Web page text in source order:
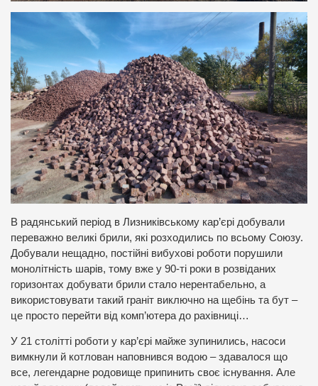
В радянський період в Лизниківському кар’єрі добували
переважно великі брили, які розходились по всьому Союзу.
Добували нещадно, постійні вибухові роботи порушили
монолітність шарів, тому вже у 90-ті роки в розвіданих
горизонтах добувати брили стало нерентабельно, а
використовувати такий граніт виключно на щебінь та бут –
це просто перейти від комп’ютера до рахівниці…
У 21 столітті роботи у кар’єрі майже зупинились, насоси
вимкнули й котлован наповнився водою – здавалося що
все, легендарне родовище припинить своє існування. Але